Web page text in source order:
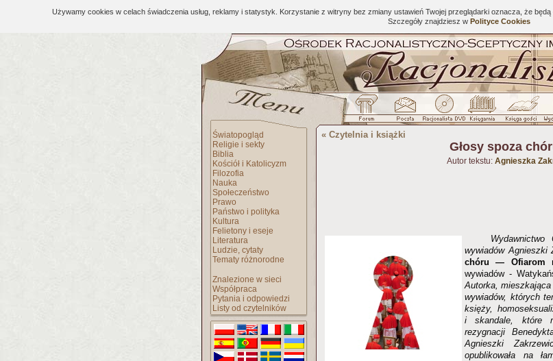
Używamy cookies w celach świadczenia usług, reklamy i statystyk. Korzystanie z witryny bez zmiany ustawień Twojej przeglądarki oznacza, że
Szczegóły znajdziesz w Polityce Cookies
Światopogląd
Religie i sekty
Biblia
Kościół i Katolicyzm
Filozofia
Nauka
Społeczeństwo
Prawo
Państwo i polityka
Kultura
Felietony i eseje
Literatura
Ludzie, cytaty
Tematy różnorodne
Znalezione w sieci
Współpraca
Pytania i odpowiedzi
Listy od czytelników
« Czytelnia i książki
Głosy spoza
Autor tekstu: Agnieszka
Wydawnictwo
wywiadów Agnieszki
chóru — Ofiarom
wywiadów -
Autorka, mieszkająca
wywiadów, których
księży,
i skandale, które
rezygnacji
Agnieszki
opublikowała na